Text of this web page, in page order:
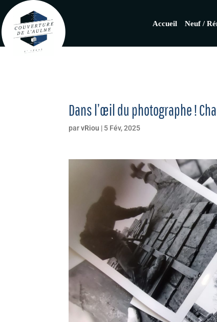
Accueil Neuf /
Dans l’œil du photographe !
parvRiou | 5 Fév, 2025